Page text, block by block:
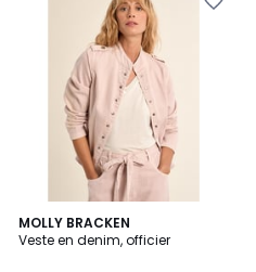
MOLLY BRACKEN
Veste en denim, officier